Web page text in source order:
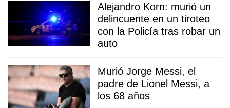
Alejandro Korn: murió un
delincuente en un tiroteo
con la Policía tras robar un
auto
Murió Jorge Messi, el
padre de Lionel Messi, a
los 68 años